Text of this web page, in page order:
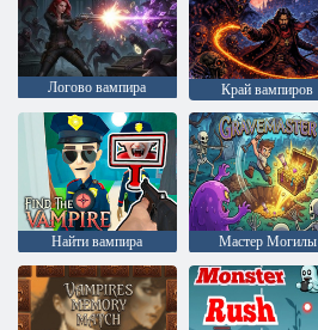
Логово вампира Край вампиров
Найти вампира Мастер Могилы